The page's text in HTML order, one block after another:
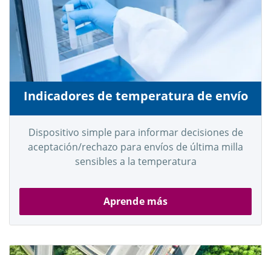
Indicadores de temperatura de envío
Dispositivo simple para informar decisiones de
aceptación/rechazo para envíos de última milla
sensibles a la temperatura
Aprende más